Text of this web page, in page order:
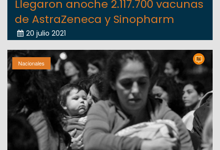
Llegaron anoche 2.117.700 vacunas
de AstraZeneca y Sinopharm
20 julio 2021
Nacionales